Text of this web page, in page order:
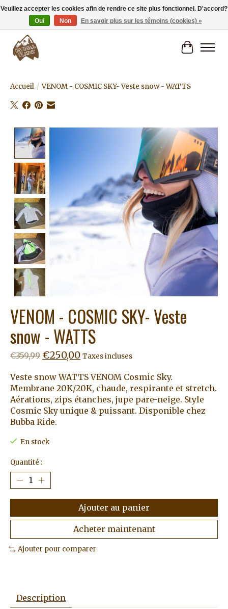
Livraison gratuite à partir de 80€.
Panier
Accueil / VENOM - COSMIC SKY- Veste snow - WATTS
Product image slideshow Items
VENOM - COSMIC SKY- Veste
snow - WATTS
€359,99 €250,00 Taxes incluses
Veste snow WATTS VENOM Cosmic Sky.
Membrane 20K/20K, chaude, respirante et stretch.
Aérations, zips étanches, jupe pare-neige. Style
Cosmic Sky unique & puissant. Disponible chez
Bubba Ride.
En stock
Quantité :
Ajouter au panier
Acheter maintenant
Ajouter pour comparer
Description
Veuillez accepter les cookies afin de rendre ce site plus fonctionnel. D'accord?
Oui
Non En savoir plus sur les témoins (cookies) »